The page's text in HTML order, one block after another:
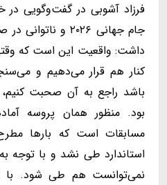
فرزاد آشوبی در گفت‌وگویی
جام جهانی ۲۰۲۶ و
داشت: واقعیت این است که
کنار هم قرار می‌دهیم و
باشد راجع به آن صحبت
بود. منظور همان پروسه
مسابقات است که بارها
استاندارد طی نشد و با توجه
نمی‌توانست هم طی شود. با